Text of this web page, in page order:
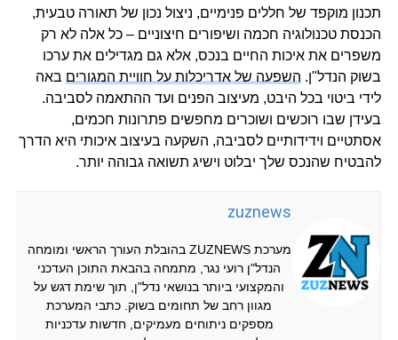
תכנון מוקפד של חללים פנימיים, ניצול נכון של תאורה טבעית,
הכנסת טכנולוגיה חכמה ושיפורים חיצוניים – כל אלה לא רק
משפרים את איכות החיים בנכס, אלא גם מגדילים את ערכו
בשוק הנדל"ן. השפעה של אדריכלות על חוויית המגורים באה
לידי ביטוי בכל היבט, מעיצוב הפנים ועד ההתאמה לסביבה.
בעידן שבו רוכשים ושוכרים מחפשים פתרונות חכמים,
אסתטיים וידידותיים לסביבה, השקעה בעיצוב איכותי היא הדרך
להבטיח שהנכס שלך יבלוט וישיג תשואה גבוהה יותר.
zuznews
מערכת ZUZNEWS בהובלת העורך הראשי ומומחה
הנדל"ן רועי נגר, מתמחה בהבאת התוכן העדכני
והמקצועי ביותר בנושאי נדל"ן, תוך שימת דגש על
מגוון רחב של תחומים בשוק. כתבי המערכת
מספקים ניתוחים מעמיקים, חדשות עדכניות